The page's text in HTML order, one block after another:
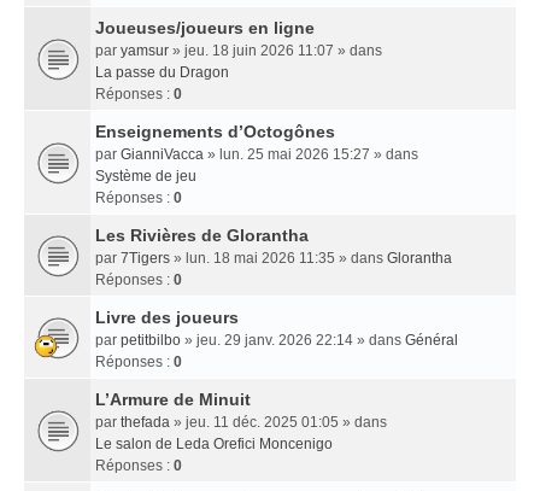
Joueuses/joueurs en ligne
par yamsur » jeu. 18 juin 2026 11:07 » dans
La passe du Dragon
Réponses : 0
Enseignements dʼOctogônes
par GianniVacca » lun. 25 mai 2026 15:27 » dans
Système de jeu
Réponses : 0
Les Rivières de Glorantha
par 7Tigers » lun. 18 mai 2026 11:35 » dans Glorantha
Réponses : 0
Livre des joueurs
par petitbilbo » jeu. 29 janv. 2026 22:14 » dans Général
Réponses : 0
L’Armure de Minuit
par thefada » jeu. 11 déc. 2025 01:05 » dans
Le salon de Leda Orefici Moncenigo
Réponses : 0